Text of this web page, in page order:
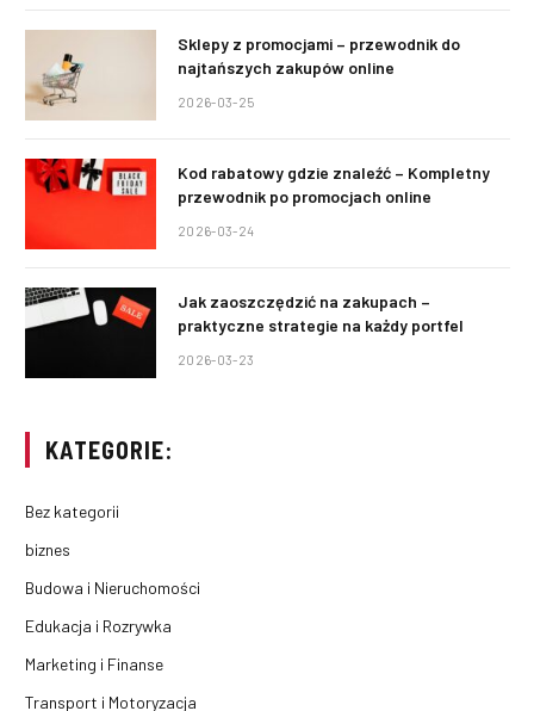
Sklepy z promocjami – przewodnik do
najtańszych zakupów online
2026-03-25
Kod rabatowy gdzie znaleźć – Kompletny
przewodnik po promocjach online
2026-03-24
Jak zaoszczędzić na zakupach –
praktyczne strategie na każdy portfel
2026-03-23
KATEGORIE:
Bez kategorii
biznes
Budowa i Nieruchomości
Edukacja i Rozrywka
Marketing i Finanse
Transport i Motoryzacja